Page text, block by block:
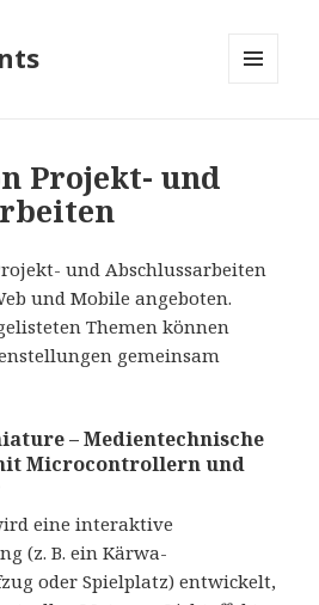
Projekt- und
und Abschlussarbeiten
und Mobile angeboten.
Themen können
gemeinsam
– Medientechnische
Microcontrollern und
eine interaktive
(z. B. ein Kärwa-
oder Spielplatz) entwickelt,